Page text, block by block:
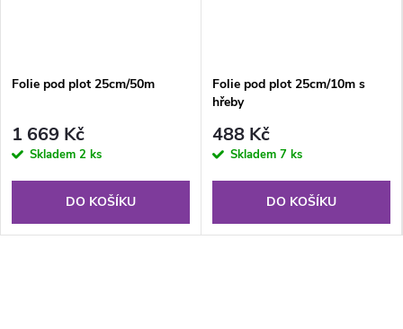
Folie pod plot 25cm/50m
1 669 Kč
Skladem 2 ks
DO KOŠÍKU
Folie pod plot 25cm/10m s
hřeby
488 Kč
Skladem 7 ks
DO KOŠÍKU